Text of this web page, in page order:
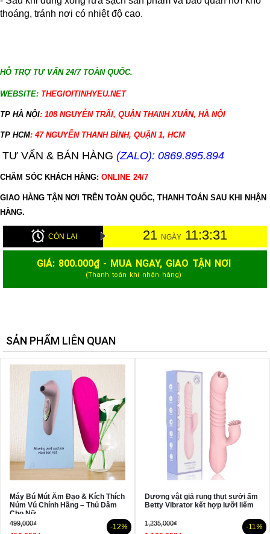
thoáng, tránh nơi có nhiệt độ cao.
HỖ TRỢ TƯ VẤN 24/7 TOÀN QUỐC.
WEBSITE: THEGIOITINHYEU.NET
TP HÀ NỘI: 108 NGUYỄN TRÃI, QUẬN THANH XUÂN, HÀ NỘI
TP HCM: 47 NGUYỄN THANH BÌNH, QUẬN 1, HCM
TƯ VẤN & BÁN HÀNG (ZALO): 0869.895.894
CHĂM SÓC KHÁCH HÀNG: ONLINE 24/7
GIAO HÀNG TẬN NƠI TRÊN TOÀN QUỐC, THANH TOÁN SAU KHI NHẬN
HÀNG.
CÒN LẠI 21 NGÀY 11:3:30
GIÁ: 800.000₫ - MUA NGAY, GIAO TẬN NƠI
(Thanh toán khi nhận hàng)
SẢN PHẨM LIÊN QUAN
Máy Bú Mút Âm Đạo & Kích Thích
Núm Vú Chính Hãng – Thủ Dâm
Cho Nữ
499,000₫ -12%
Dương vật giả rung thụt sưởi ấm
Betty Vibrator kết hợp lưỡi liếm
1,235,000₫ -11 %